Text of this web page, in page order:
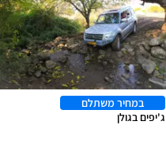
במחיר משתלם
ג'יפים בגולן